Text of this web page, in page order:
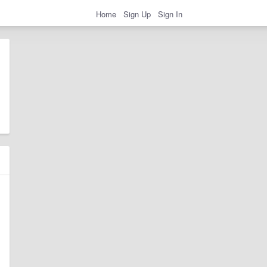
Home Sign Up Sign In